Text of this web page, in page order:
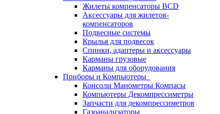
Жилеты компенсаторы BCD
Аксессуары для жилетов-
компенсаторов
Подвесные системы
Крылья для подвесок
Спинки, адаптеры и аксессуары
Карманы грузовые
Карманы для оборудования
Приборы и Компьютеры
Консоли Манометры Компасы
Компьютеры Декомпрессиметры
Запчасти для декомпрессиметров
Газоанализаторы